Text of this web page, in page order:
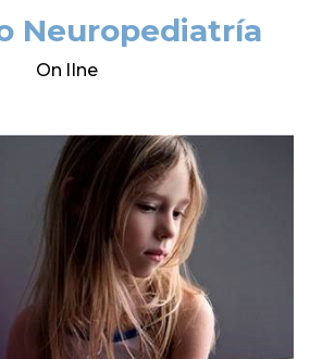
Neuropediatría
On lIne